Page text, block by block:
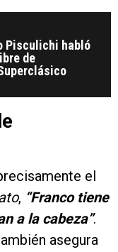
Pisculichi habló
de
el
, “Franco tiene
a la cabeza”.
asegura